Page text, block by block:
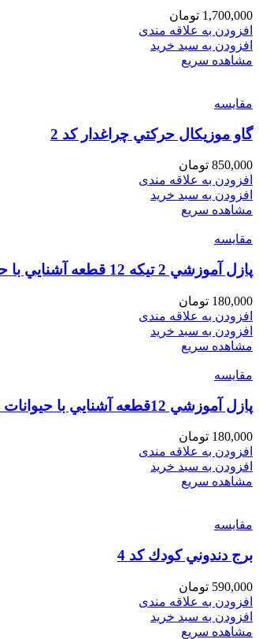
1,700,000 تومان
افزودن به علاقه مندی
افزودن به سبد خرید
مشاهده سریع
مقایسه
گاو موزيكال حركتي چراغدار كد 2
850,000 تومان
افزودن به علاقه مندی
افزودن به سبد خرید
مشاهده سریع
مقایسه
پازل آموزشي 2 تيكه 12 قطعه آشنايي با حيوانات اهلي
180,000 تومان
افزودن به علاقه مندی
افزودن به سبد خرید
مشاهده سریع
مقایسه
پازل آموزشي 12قطعه آشنايي با حيوانات جنگل
180,000 تومان
افزودن به علاقه مندی
افزودن به سبد خرید
مشاهده سریع
مقایسه
برج دندوني كودك كد 4
590,000 تومان
افزودن به علاقه مندی
افزودن به سبد خرید
مشاهده سریع